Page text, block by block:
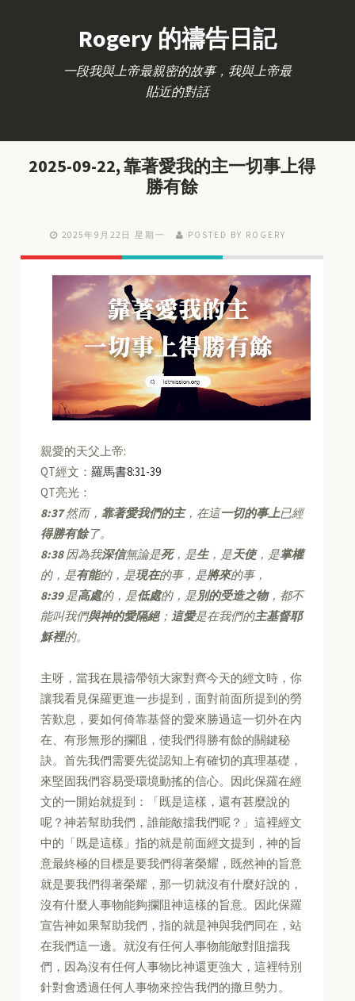
Rogery 的禱告日記
一段我與上帝最親密的故事，我與上帝最
貼近的對話
2025-09-22, 靠著愛我的主一切事上得
勝有餘
2025年9月22日 星期一 POSTED BY ROGERY
親愛的天父上帝:
QT經文：羅馬書8:31-39
QT亮光：
8:37然而， 靠著愛我們的主，在這一切的事上已經
得勝有餘了。
8:38因為我深信無論是死，是生，是天使，是掌權
的，是有能的，是現在的事，是將來的事，
8:39是高處的，是低處的，是別的受造之物，都不
能叫我們與神的愛隔絕； 這愛是在我們的主基督耶
穌裡的。
主呀，當我在晨禱帶領大家對齊今天的經文時，你
讓我看見保羅更進一步提到，面對前面所提到的勞
苦歎息，要如何倚靠基督的愛來勝過這一切外在內
在、有形無形的攔阻，使我們得勝有餘的關鍵秘
訣。首先我們需要先從認知上有確切的真理基礎，
來堅固我們容易受環境動搖的信心。因此保羅在經
文的一開始就提到：「既是這樣，還有甚麼說的
呢？神若幫助我們，誰能敵擋我們呢？」這裡經文
中的「既是這樣」指的就是前面經文提到，神的旨
意最終極的目標是要我們得著榮耀，既然神的旨意
就是要我們得著榮耀，那一切就沒有什麼好說的，
沒有什麼人事物能夠攔阻神這樣的旨意。因此保羅
宣告神如果幫助我們，指的就是神與我們同在，站
在我們這一邊。就沒有任何人事物能敵對阻擋我
們，因為沒有任何人事物比神還更強大，這裡特別
針對會透過任何人事物來控告我們的撒旦勢力。